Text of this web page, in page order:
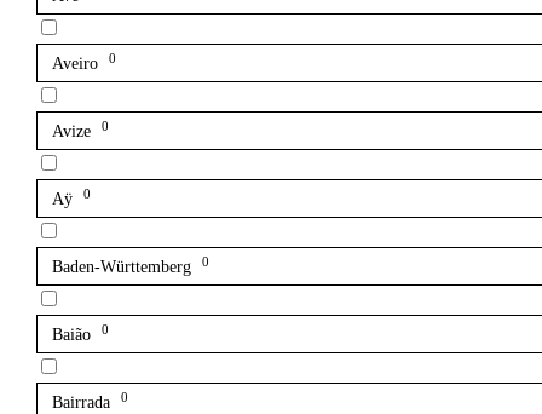
Aveiro 0
Avize 0
Aÿ 0
Baden-Württemberg 0
Baião 0
Bairrada 0